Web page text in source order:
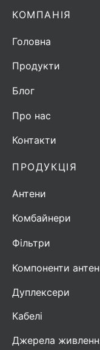
ПРОДУКЦІЯ
Антени
Комбайнери
Фільтри
Компоненти
Дуплексери
Кабелі
Джерела
КОМПАНІЯ
Головна
Продукти
Блог
Про нас
Контакти